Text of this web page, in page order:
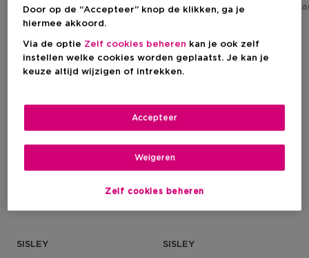
Aanbevolen verkoopprijs fabrikant€ 91,00
Aanbevolen verkoopprijs
SISLEY SISLEY
Door op de “Accepteer” knop de klikken, ga je
hiermee akkoord.
Via de optie Zelf cookies beheren kan je ook zelf
instellen welke cookies worden geplaatst. Je kan je
keuze altijd wijzigen of intrekken.
Zelf cookies beheren
Weigeren
Accepteer